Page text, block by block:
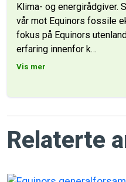
Klima- og energirådgiver.
vår mot Equinors fossile
fokus på Equinors
erfaring innenfor k…
Vis mer
Relaterte